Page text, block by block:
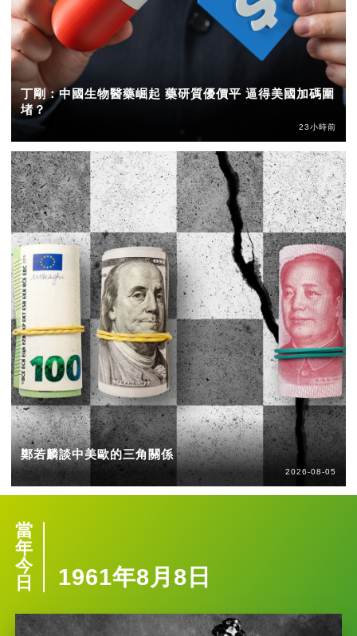
丁剛：中國生物醫藥崛起 藥研質優價平 逼得美國加碼圍
堵？
23小時前
鄭若麟談中美歐的三角關係
2026-08-05
當
年
今
日
1961年8月8日